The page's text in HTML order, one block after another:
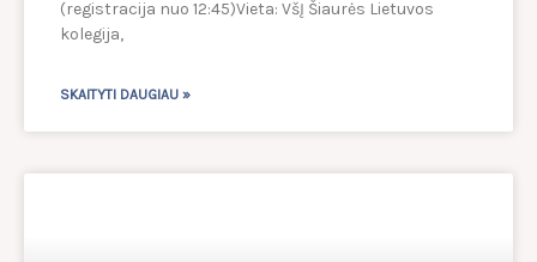
(registracija nuo 12:45)Vieta: VšĮ Šiaurės Lietuvos
kolegija,
SKAITYTI DAUGIAU »